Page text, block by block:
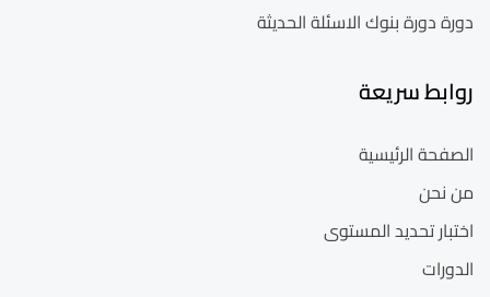
دورة دورة بنوك الاسئلة الحديثة
روابط سريعة
الصفحة الرئيسية
من نحن
اختبار تحديد المستوى
الدورات